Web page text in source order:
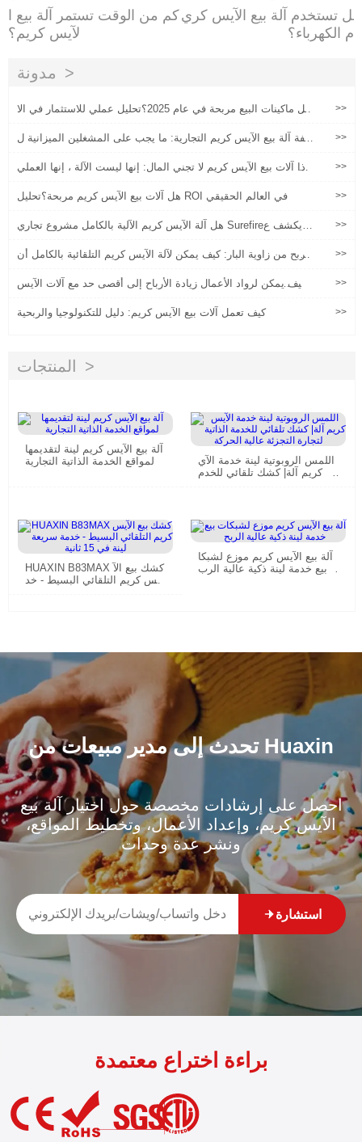
كم من الوقت تستمر آلة بيع ا
لآيس كريم؟
هل تستخدم آلة بيع الآيس كري
م الكهرباء؟
مدونة
هل ماكينات البيع مربحة في عام 2025؟تحليل عملي للاستثمار في الا
>>
تكلفة آلة بيع الآيس كريم التجارية: ما يجب على المشغلين الميزانية ل
>>
لماذا آلات بيع الآيس كريم لا تجني المال: إنها ليست الآلة ، إنها العملي
>>
هل آلات بيع الآيس كريم مربحة؟تحليل ROI في العالم الحقيقي >>
هل آلة الآيس كريم الآلية بالكامل مشروع تجاري Surefire؟يكشف ع
>>
الربح من زاوية البار: كيف يمكن لآلة الآيس كريم التلقائية بالكامل أن
>>
كيف يمكن لرواد الأعمال زيادة الأرباح إلى أقصى حد مع آلات الآيس
>>
كيف تعمل آلات بيع الآيس كريم: دليل للتكنولوجيا والربحية >>
المنتجات
آلة بيع الآيس كريم لينة لتقديمها
لمواقع الخدمة الذاتية التجارية
اللمس الروبوتية لينة خدمة الآي
س كريم آلة| كشك تلقائي للخدم
HUAXIN B83MAX كشك بيع الآ
يس كريم التلقائي البسيط - خد
آلة بيع الآيس كريم موزع لشبكا
ت بيع خدمة لينة ذكية عالية الرب
تحدث إلى مدير مبيعات من Huaxin
احصل على إرشادات مخصصة حول اختيار آلة بيع
الآيس كريم، وإعداد الأعمال، وتخطيط المواقع،
ونشر عدة وحدات
استشارة
براءة اختراع معتمدة